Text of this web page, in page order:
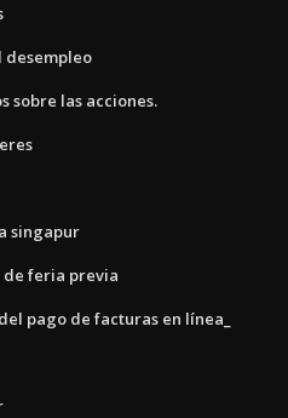
desempleo
sobre las acciones.
singapur
feria previa
pago de facturas en línea_